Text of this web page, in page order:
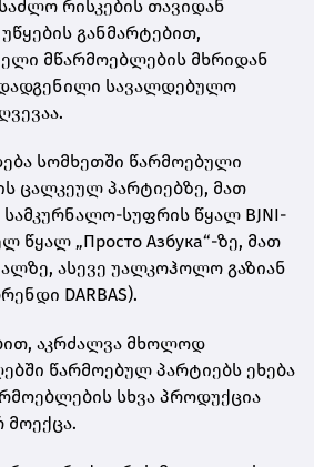
რისკების თავიდან
განმარტებით,
მწარმოებლების მხრიდან
სავალდებულო
სომხეთში წარმოებული
ცალკეულ პარტიებზე, მათ
სუფრის წყალ BJNI-
წყალ „Просто Азбука“-ზე, მათ
ასევე უალკოჰოლო გაზიან
DARBAS).
აკრძალვა მხოლოდ
წარმოებულ პარტიებს ეხება
სხვა პროდუქცია
მოექცა.